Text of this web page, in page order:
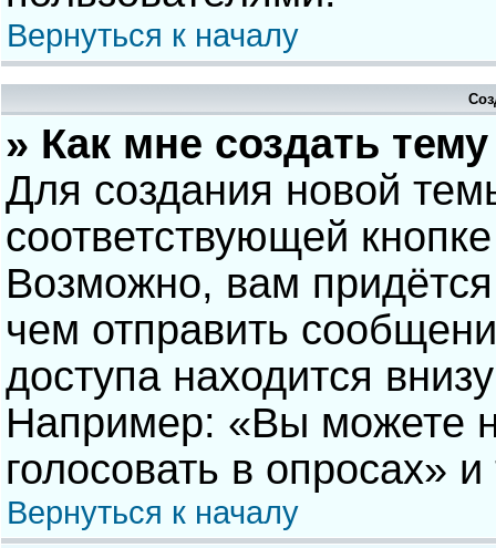
Вернуться к началу
» Как мне создать
Для создания новой
соответствующей
Возможно, вам
чем отправить
доступа находится
Например: «Вы можете
голосовать в опросах» и
Вернуться к началу